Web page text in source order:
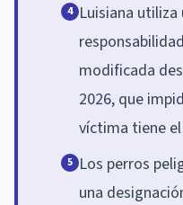
4 Luisiana
modificada
2026, que
víctima tiene
5 Los perros
una